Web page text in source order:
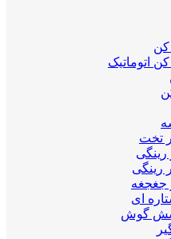
اتوماتیک
تخت
رینگی
رینگی
جغجغه
ای
شش گوش